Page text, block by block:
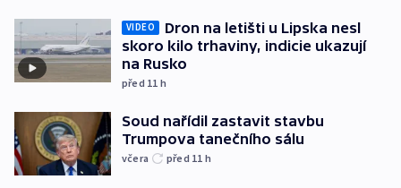
VIDEO
Dron na letišti u Lipska nesl
skoro kilo trhaviny, indicie ukazují
na Rusko
před 11 h
Soud nařídil zastavit stavbu
Trumpova tanečního sálu
včera před 11 h